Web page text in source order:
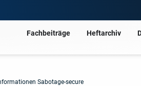
Fachbeiträge Heftarchiv
Sabotage-secure